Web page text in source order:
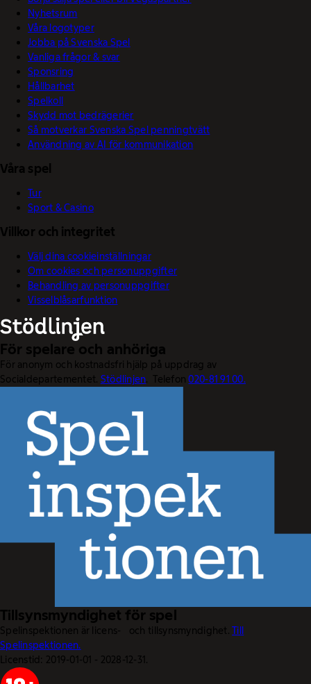
Nyhetsrum
Våra logotyper
Jobba på Svenska Spel
Vanliga frågor & svar
Sponsring
Hållbarhet
Spelkoll
Skydd mot bedrägerier
Så motverkar Svenska Spel penningtvätt
Användning av AI för kommunikation
Våra spel
Tur
Sport & Casino
Villkor och integritet
Välj dina cookieinställningar
Om cookies och personuppgifter
Behandling av personuppgifter
Visselblåsarfunktion
För spelare och anhöriga
För anonym och kostnadsfri hjälp på uppdrag av
Socialdepartementet. Stödlinjen. Telefon020-81 91 00.
Tillsynsmyndighet för spel
Spelinspektionen är licens- och tillsynsmyndighet.Till
Spelinspektionen.
Licenstid: 2019-01-01 - 2028-12-31.